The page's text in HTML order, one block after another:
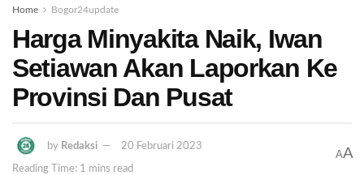
Home Bogor24update
Harga Minyakita Naik, Iwan
Setiawan Akan Laporkan Ke
Provinsi Dan Pusat
by Redaksi 20 Februari 2023
Reading Time: 1 mins read
AA